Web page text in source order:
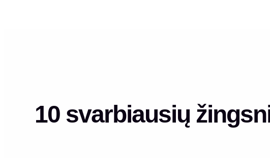
10 svarbiausių